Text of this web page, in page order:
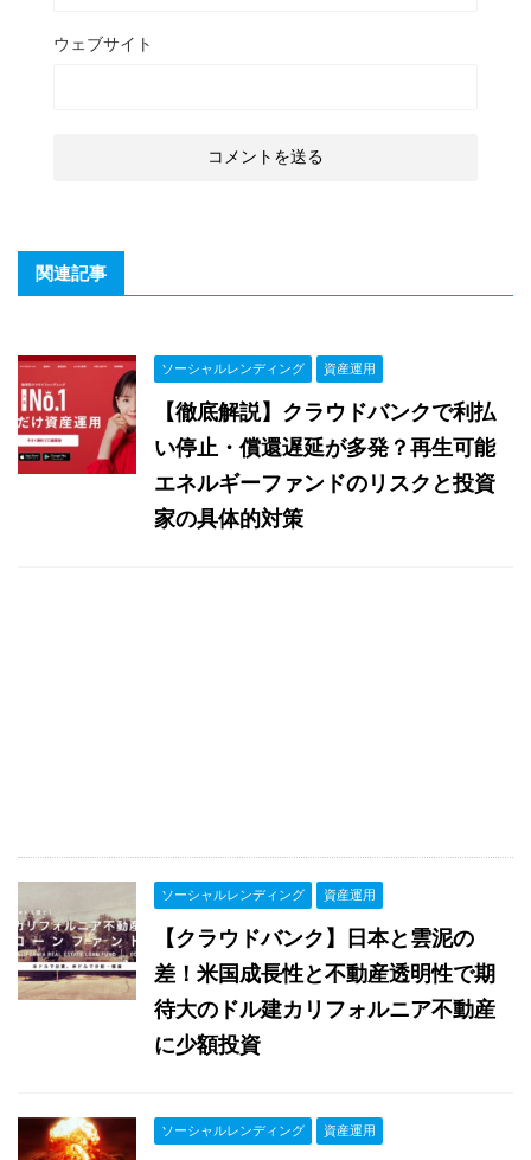
ウェブサイト
関連記事
ソーシャルレンディング 資産運用
【徹底解説】クラウドバンクで利払
い停止・償還遅延が多発？再生可能
エネルギーファンドのリスクと投資
家の具体的対策
ソーシャルレンディング 資産運用
【クラウドバンク】日本と雲泥の
差！米国成長性と不動産透明性で期
待大のドル建カリフォルニア不動産
に少額投資
ソーシャルレンディング 資産運用